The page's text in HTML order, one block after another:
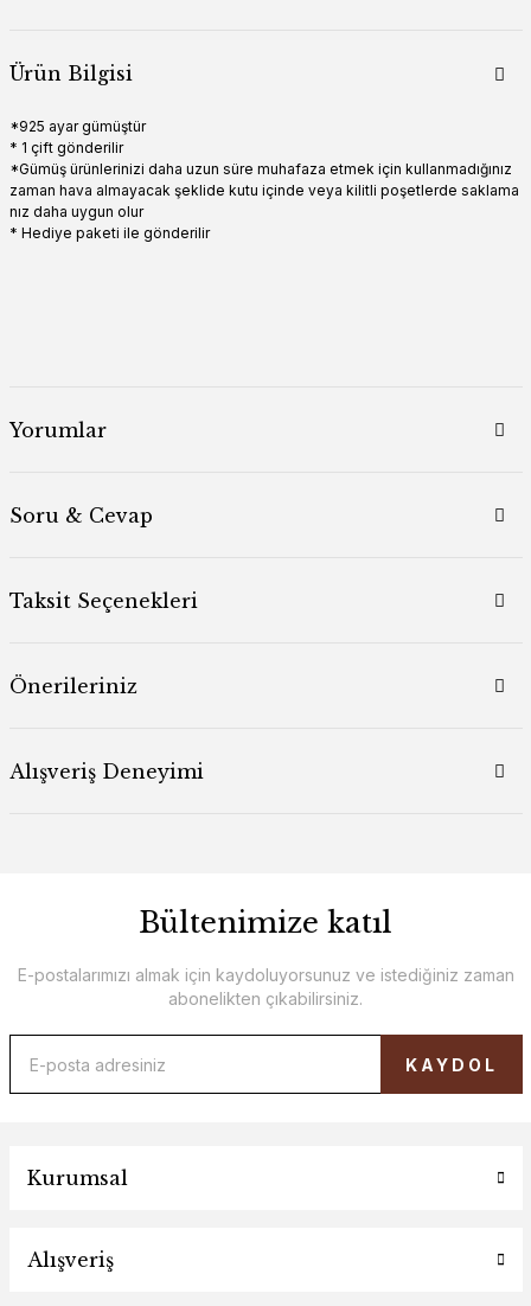
Ürün Bilgisi
*925 ayar gümüştür
* 1 çift gönderilir
*Gümüş ürünlerinizi daha uzun süre muhafaza etmek için kullanmadığınız
zaman hava almayacak şeklide kutu içinde veya kilitli poşetlerde saklama
nız daha uygun olur
* Hediye paketi ile gönderilir
Yorumlar
Soru & Cevap
Taksit Seçenekleri
Önerileriniz
Alışveriş Deneyimi
Bültenimize katıl
E-postalarımızı almak için kaydoluyorsunuz ve istediğiniz zaman
abonelikten çıkabilirsiniz.
KAYDOL
Kurumsal
Alışveriş